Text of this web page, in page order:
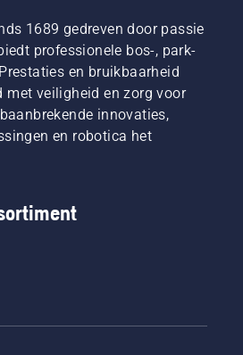
1689 gedreven door passie
professionele bos-, park-
en bruikbaarheid
met veiligheid en zorg voor
innovaties,
en robotica het